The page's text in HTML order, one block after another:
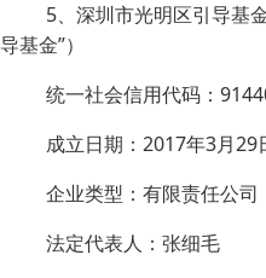
5、深圳市光明区引导基
导基金”）
统一社会信用代码：
成立日期：2017年3月29
企业类型：有限责任公司
法定代表人：张细毛